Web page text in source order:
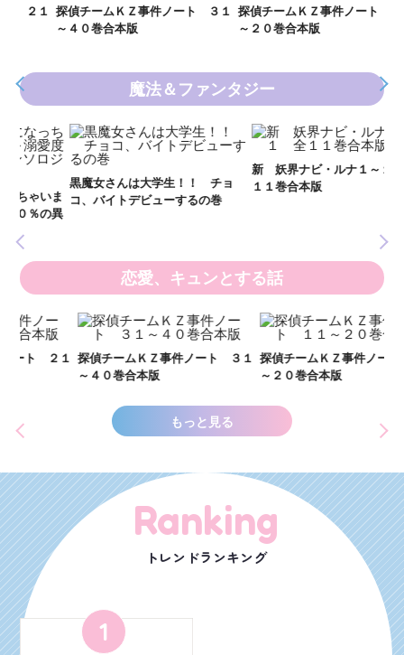
探偵チームＫＺ事件ノート ３１
～４０巻合本版
探偵チームＫＺ事件ノート １１
～２０巻合本版
魔法＆ファンタジー
黒魔女さんは大学生！！ チョ
コ、バイトデビューするの巻
新 妖界ナビ・ルナ１～１１ 全
１１巻合本版
恋愛、キュンとする話
探偵チームＫＺ事件ノート ３１
～４０巻合本版
探偵チームＫＺ事件ノート １１
～２０巻合本版
もっと見る
Ranking
トレンドランキング
1